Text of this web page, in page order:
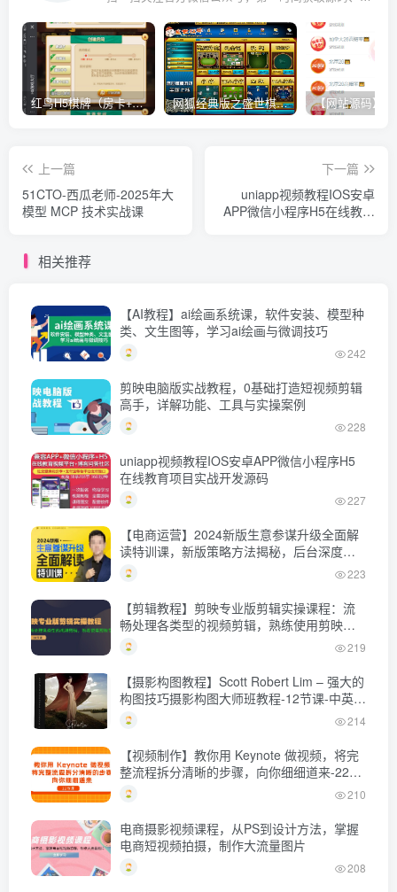
红鸟H5棋牌（房卡+金币）全套双模式游戏源码 网狐经典版之盛世棋牌完整游戏源码（包含文档、架设教程、网站、源代码等）
上一篇
51CTO-西瓜老师-2025年大
模型 MCP 技术实战课
下一篇
uniapp视频教程IOS安卓
APP微信小程序H5在线教育
相关推荐
【AI教程】ai绘画系统课，软件安装、模型种
类、文生图等，学习ai绘画与微调技巧
242
剪映电脑版实战教程，0基础打造短视频剪辑
高手，详解功能、工具与实操案例
228
uniapp视频教程IOS安卓APP微信小程序H5
在线教育项目实战开发源码
227
【电商运营】2024新版生意参谋升级全面解
读特训课，新版策略方法揭秘，后台深度解
读新版生意参谋
223
【剪辑教程】剪映专业版剪辑实操课程：流
畅处理各类型的视频剪辑，熟练使用剪映专
业版
219
【摄影构图教程】Scott Robert Lim – 强大的
构图技巧摄影构图大师班教程-12节课-中英字
幕
214
【视频制作】教你用 Keynote 做视频，将完
整流程拆分清晰的步骤，向你细细道来-22节
课
210
电商摄影视频课程，从PS到设计方法，掌握
电商短视频拍摄，制作大流量图片
208